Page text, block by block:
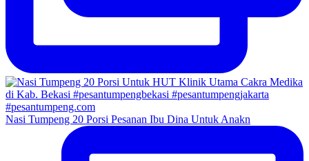
Nasi Tumpeng 20 Porsi Pesanan Ibu Dina Untuk Anakn